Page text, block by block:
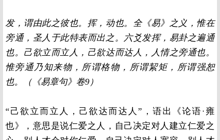
发，谓由此之彼也。挥，动也。全《易》之义，惟在
旁通，圣人于此特表而出之。六爻发挥，易卦之遍通
也。己欲立而立人，己欲达而达人，人情之旁通也。
惟旁通乃知来物，所谓格物，所谓絜矩，所谓强恕
也。（《易章句》卷9）
“己欲立而立人，己欲达而达人”，语出《论语·雍
也》，意思是说仁爱之人，自己决定对人建立仁爱之